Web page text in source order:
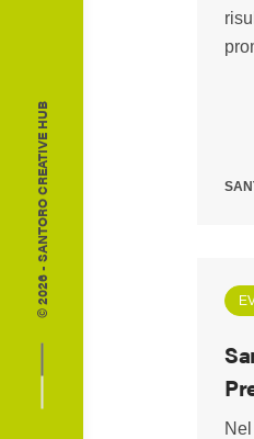
© 2026 - SANTORO CREATIVE HUB